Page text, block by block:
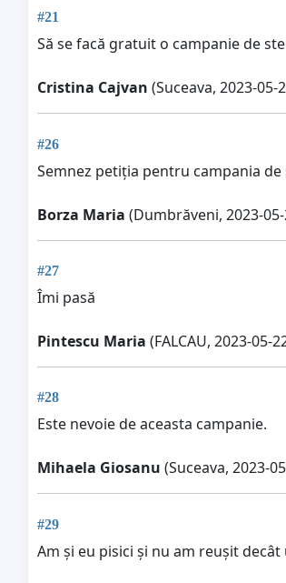
#21
Să se facă gratuit o campanie de
Cristina Cajvan (Suceava, 2023-05-
#26
Semnez petiția pentru campania
Borza Maria (Dumbrăveni, 2023-
#27
Îmi pasă
Pintescu Maria (FALCAU, 2023-05-
#28
Este nevoie de aceasta campanie.
Mihaela Giosanu (Suceava, 2023-
#29
Am și eu pisici și nu am reușit decât